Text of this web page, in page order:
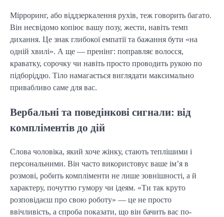
Мірроринг, або віддзеркалення рухів, теж говорить багато.
Він несвідомо копіює вашу позу, жести, навіть темп
дихання. Це знак глибокої емпатії та бажання бути «на
одній хвилі». А ще — пренінг: поправляє волосся,
краватку, сорочку чи навіть просто проводить рукою по
підборіддю. Тіло намагається виглядати максимально
привабливо саме для вас.
Вербальні та поведінкові сигнали: від
компліментів до дій
Слова чоловіка, який хоче жінку, стають теплішими і
персональними. Він часто використовує ваше ім’я в
розмові, робить компліменти не лише зовнішності, а й
характеру, почуттю гумору чи ідеям. «Ти так круто
розповідаєш про свою роботу» — це не просто
ввічливість, а спроба показати, що він бачить вас по-